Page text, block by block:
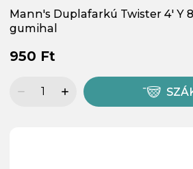
Mann's Duplafarkú Twister 4' Y
gumihal
950 Ft